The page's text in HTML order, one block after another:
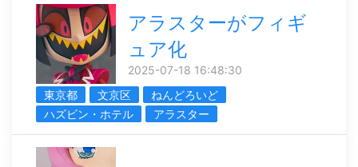
アラスターがフィギ
ュア化
2025-07-18 16:48:30
東京都
文京区
ねんどろいど
ハズビン・ホテル
アラスター